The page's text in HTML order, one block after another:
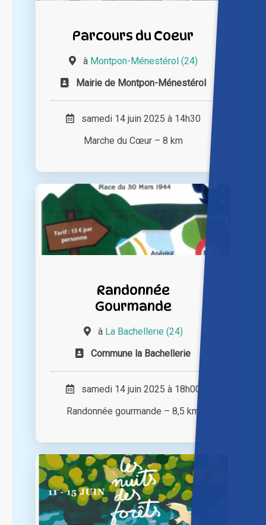
Parcours du Coeur
à Montpon-Ménestérol (24)
Mairie de Montpon-Ménestérol
samedi 14 juin 2025 à 14h30
Marche du Cœur – 8 km
Randonnée
Gourmande
à La Bachellerie (24)
Commune la Bachellerie
samedi 14 juin 2025 à 18h00
Randonnée gourmande – 8,5 km